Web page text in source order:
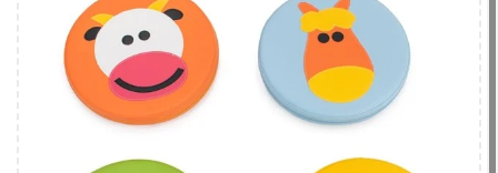
votre
projet
d’achat
bénéficie